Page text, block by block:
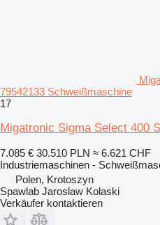
79542133 Schweißmaschine
17
Migatronic Sigma Select 400
7.085 € 30.510 PLN ≈ 6.621 CHF
Industriemaschinen -
Polen, Krotoszyn
Spawlab Jaroslaw Kolaski
Verkäufer kontaktieren